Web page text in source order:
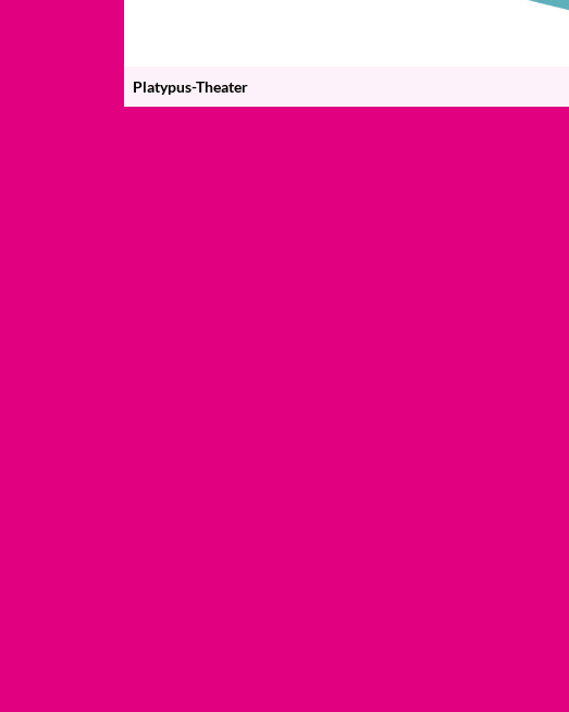
Platypus-Theater